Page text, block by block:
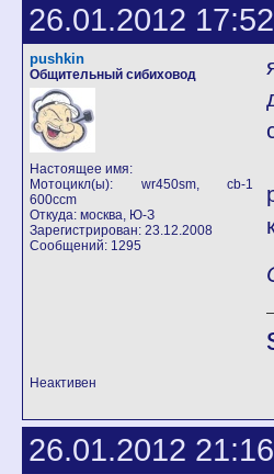
26.01.2012
pushkin
Общительный сибиховод
Настоящее имя:
Мотоцикл(ы): wr450sm, cb-1
600ccm
Откуда: москва, Ю-З
Зарегистрирован: 23.12.2008
Сообщений: 1295
Неактивен
26.01.2012